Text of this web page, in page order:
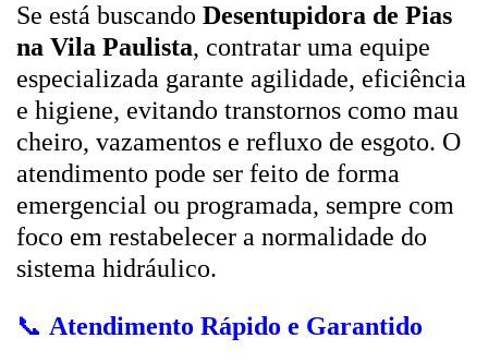
Se está buscando Desentupidora de Pias
na Vila Paulista, contratar uma equipe
especializada garante agilidade, eficiência
e higiene, evitando transtornos como mau
cheiro, vazamentos e refluxo de esgoto. O
atendimento pode ser feito de forma
emergencial ou programada, sempre com
foco em restabelecer a normalidade do
sistema hidráulico.
📞 Atendimento Rápido e Garantido